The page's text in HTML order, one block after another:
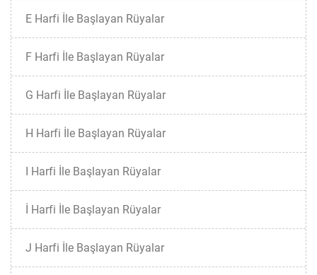
E Harfi İle Başlayan Rüyalar
F Harfi İle Başlayan Rüyalar
G Harfi İle Başlayan Rüyalar
H Harfi İle Başlayan Rüyalar
I Harfi İle Başlayan Rüyalar
İ Harfi İle Başlayan Rüyalar
J Harfi İle Başlayan Rüyalar